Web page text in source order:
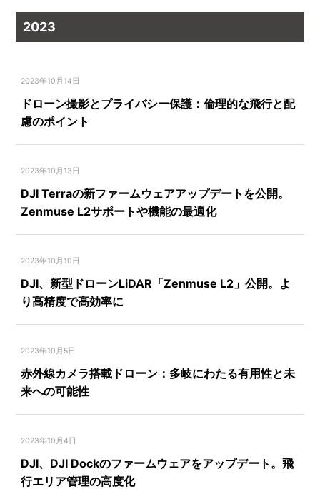
2023
2023年10月14日
ドローン撮影とプライバシー保護：倫理的な飛行と配
慮のポイント
2023年10月13日
DJI Terraの新ファームウェアアップデートを公開。
Zenmuse L2サポートや機能の最適化
2023年10月10日
DJI、新型ドローンLiDAR「Zenmuse L2」公開。よ
り高精度で高効率に
2023年10月5日
赤外線カメラ搭載ドローン：多岐にわたる有用性と未
来への可能性
2023年10月4日
DJI、DJI Dockのファームウェアをアップデート。飛
行エリア管理の高度化